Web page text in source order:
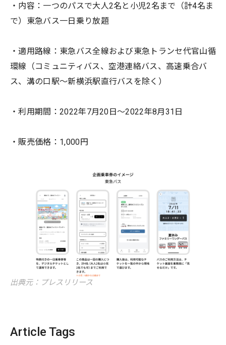
・内容：一つのパスで大人2名と小児2名まで（計4名ま
で）東急バス一日乗り放題
・適用路線：東急バス全線および東急トランセ代官山循
環線（コミュニティバス、空港連絡バス、高速乗合バ
ス、溝の口駅～新横浜駅直行バスを除く）
・利用期間：2022年7月20日〜2022年8月31日
・販売価格：1,000円
出典元：プレスリリース
Article Tags